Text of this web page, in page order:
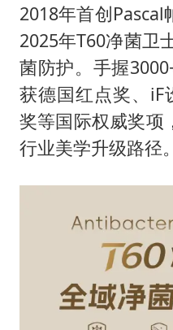
2018年首创Pascal
2025年T60净菌卫
菌防护。手握
获德国红点奖、iF
奖等国际权威奖项
行业美学升级路径。